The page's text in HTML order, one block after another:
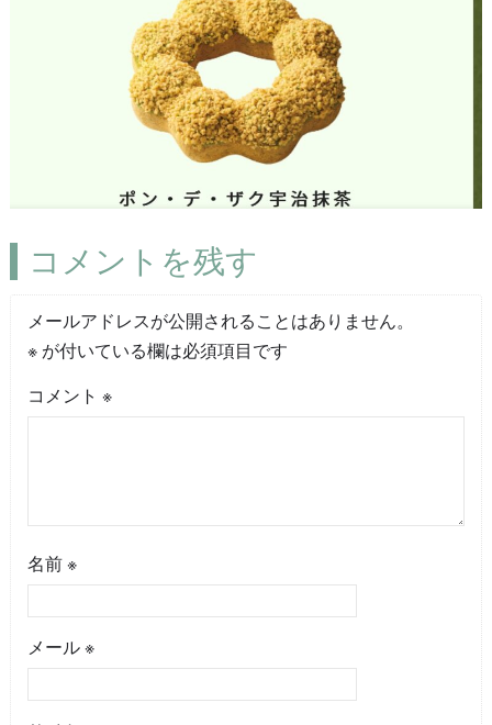
コメントを残す
メールアドレスが公開されることはありません。
※が付いている欄は必須項目です
コメント ※
名前 ※
メール ※